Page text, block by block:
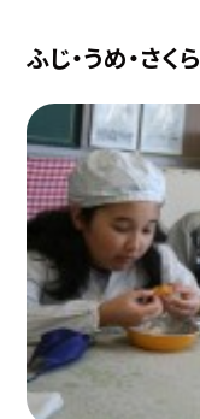
ふじ・うめ・さくら